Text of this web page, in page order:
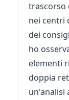
trascorso
nei centri
dei
ho
elementi
doppia
un'analisi